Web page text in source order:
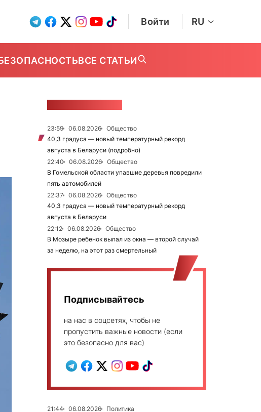
Войти RU
ВСЕ СТАТЬИ
23:59 06.08.2026
Общество
40,3 градуса — новый температурный рекорд
августа в Беларуси (подробно)
22:40
06.08.2026
Общество
В Гомельской области упавшие деревья повредили
пять автомобилей
22:37
06.08.2026
Общество
40,3 градуса — новый температурный рекорд
августа в Беларуси
22:12
06.08.2026
Общество
В Мозыре ребенок выпал из окна — второй случай
за неделю, на этот раз смертельный
Подписывайтесь
на нас в соцсетях, чтобы не
пропустить важные новости (если
это безопасно для вас)
21:44 06.08.2026
Политика